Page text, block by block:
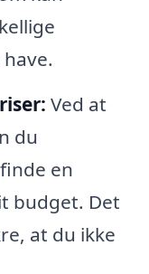
Ved at
du
en
budget. Det
at du ikke